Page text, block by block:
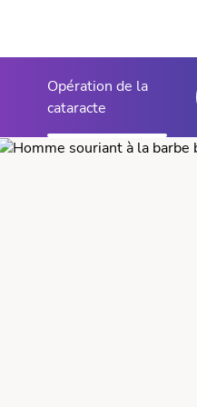
Opération de la
cataracte